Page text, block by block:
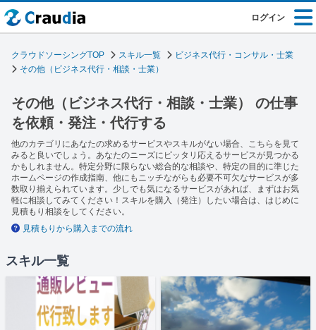
ログイン
クラウドソーシングTOP スキル一覧
ビジネス代行・コンサル・士業
その他（ビジネス代行・相談・士業）
その他（ビジネス代行・相談・士業） の仕事
を依頼・発注・代行する
他のカテゴリにあなたの求めるサービスやスキルがない場合、こちらを見て
みると良いでしょう。あなたのニーズにピッタリ応えるサービスが見つかる
かもしれません。特定分野に限らない総合的な相談や、特定の目的に準じた
ホームページの作成指南、他にもニッチながらも必要不可欠なサービスが多
数取り揃えられています。少しでも気になるサービスがあれば、まずはお気
軽に相談してみてください！スキルを購入（発注）したい場合は、はじめに
見積もり相談をしてください。
見積もりから購入までの流れ
スキル一覧